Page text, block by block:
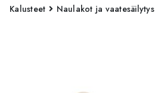
Kalusteet Naulakot ja vaatesäilytys